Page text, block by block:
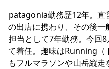
patagonia勤務歴12年。直
の出店に携わり、その後
担当として7年勤務。今回
て着任。趣味はRunning（
もフルマラソンや山岳縦